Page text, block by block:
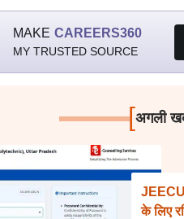
MAKE CAREERS360
MY TRUSTED SOURCE
[अगली
के लिए